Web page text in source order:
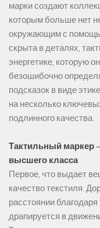
марки создают
которым больше нет
окружающим с
скрыта в деталях,
энергетике, которую
безошибочно
подсказок в виде
на несколько
подлинного качества.
Тактильный маркер
высшего класса
Первое, что выдает
качество текстиля.
расстоянии благодаря
драпируется в